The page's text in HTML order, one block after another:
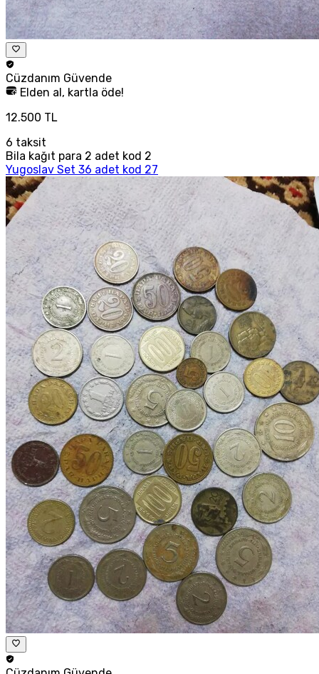
Cüzdanım Güvende
Elden al, kartla öde!
12.500 TL
6 taksit
Bila kağıt para 2 adet kod 2
Yugoslav Set 36 adet kod 27